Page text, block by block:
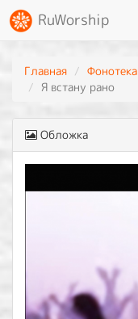
RuWorship
Главная Фонотека
Я встану рано
Обложка